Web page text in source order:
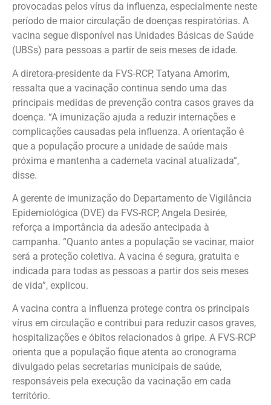
provocadas pelos vírus da influenza, especialmente neste
período de maior circulação de doenças respiratórias. A
vacina segue disponível nas Unidades Básicas de Saúde
(UBSs) para pessoas a partir de seis meses de idade.
A diretora-presidente da FVS-RCP, Tatyana Amorim,
ressalta que a vacinação continua sendo uma das
principais medidas de prevenção contra casos graves da
doença. “A imunização ajuda a reduzir internações e
complicações causadas pela influenza. A orientação é
que a população procure a unidade de saúde mais
próxima e mantenha a caderneta vacinal atualizada”,
disse.
A gerente de imunização do Departamento de Vigilância
Epidemiológica (DVE) da FVS-RCP, Angela Desirée,
reforça a importância da adesão antecipada à
campanha. “Quanto antes a população se vacinar, maior
será a proteção coletiva. A vacina é segura, gratuita e
indicada para todas as pessoas a partir dos seis meses
de vida”, explicou.
A vacina contra a influenza protege contra os principais
vírus em circulação e contribui para reduzir casos graves,
hospitalizações e óbitos relacionados à gripe. A FVS-RCP
orienta que a população fique atenta ao cronograma
divulgado pelas secretarias municipais de saúde,
responsáveis pela execução da vacinação em cada
território.